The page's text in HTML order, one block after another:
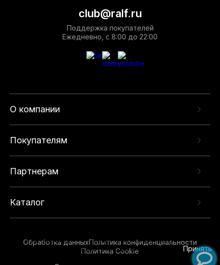
О компании
Покупателям
Партнерам
Каталог
club@ralf.ru
Поддержка покупателей
Ежедневно, с 8:00 до 22:00
Обработка данныхПолитика конфиденциальности
Политика Cookie
опыта на нашем сайте. Продолжая использовать
данный сайт, вы соглашаетесь с использованием
Принять